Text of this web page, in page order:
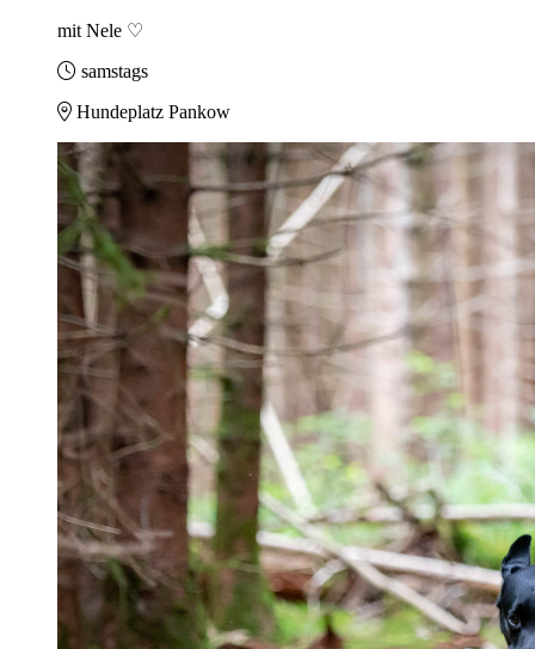
mit Nele ♡
samstags
Hundeplatz Pankow